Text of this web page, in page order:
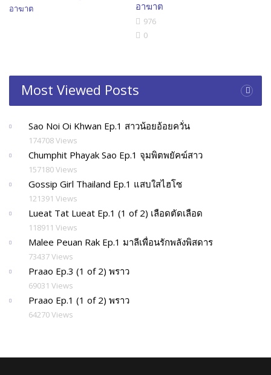
อาฆาต
976
0
Most Viewed Posts
Sao Noi Oi Khwan Ep.1 สาวน้อยอ้อยควั่น
174708 Views
Chumphit Phayak Sao Ep.1 จุมพิตพยัคฆ์สาว
157180 Views
Gossip Girl Thailand Ep.1 แสบใสไฮโซ
121391 Views
Lueat Tat Lueat Ep.1 (1 of 2) เลือดตัดเลือด
118911 Views
Malee Peuan Rak Ep.1 มาลีเพื่อนรักพลังพิสดาร
73437 Views
Praao Ep.3 (1 of 2) พราว
69031 Views
Praao Ep.1 (1 of 2) พราว
64270 Views